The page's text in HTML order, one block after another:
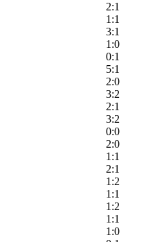
2:1
1:1
3:1
1:0
0:1
5:1
2:0
3:2
2:1
3:2
0:0
2:0
1:1
2:1
1:2
1:1
1:2
1:1
1:0